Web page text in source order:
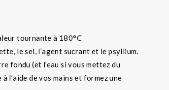
tournante à 180°C
le sel, l’agent sucrant et le psyllium.
fondu (et l’eau si vous mettez du
l’aide de vos mains et formez une